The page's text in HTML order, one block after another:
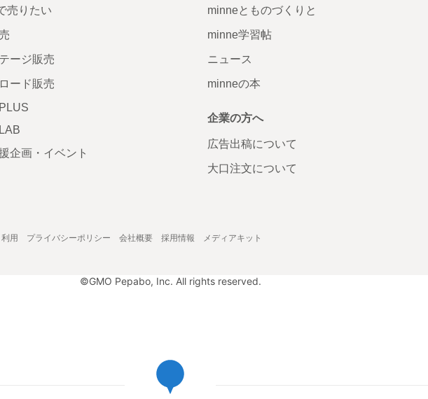
売りたい
ージ販売
ード販売
企画・イベント
minneとものづくりと
minne学習帖
ニュース
minneの本
企業の方へ
広告出稿について
大口注文について
用 プライバシーポリシー 会社概要 採用情報 メディアキット
©GMO Pepabo, Inc. All rights reserved.